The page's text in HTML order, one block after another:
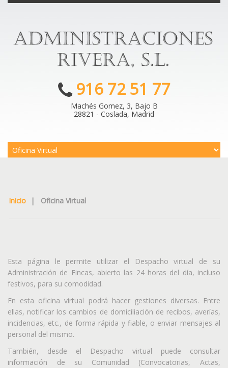
916 72 51 77
Machés Gomez, 3, Bajo B
28821 - Coslada, Madrid
Inicio | Oficina Virtual
Esta página le permite utilizar el Despacho virtual de su
Administración de Fincas, abierto las 24 horas del día, incluso
festivos, para su comodidad.
En esta oficina virtual podrá hacer gestiones diversas. Entre
ellas, notificar los cambios de domiciliación de recibos, averías,
incidencias, etc., de forma rápida y fiable, o enviar mensajes al
personal del mismo.
También, desde el Despacho virtual puede consultar
información de su Comunidad (Convocatorias, Actas,